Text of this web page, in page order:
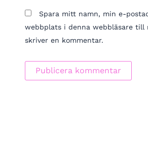
Spara mitt namn, min e-
webbplats i denna webbläsare till
skriver en kommentar.